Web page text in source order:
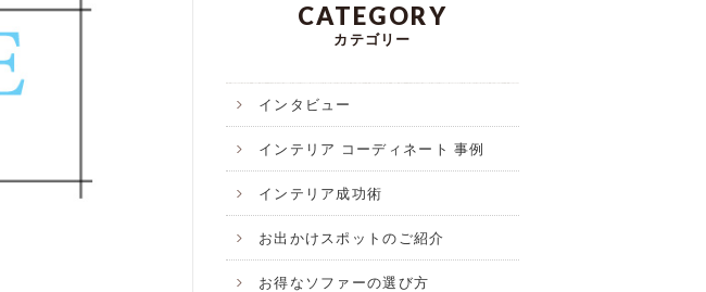
CATEGORY
カテゴリー
インタビュー
インテリア コーディネート 事例
インテリア成功術
お出かけスポットのご紹介
お得なソファーの選び方